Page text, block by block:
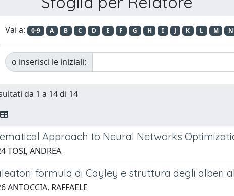
Vai a: 0-9 A B C D E F G H I J K L M N
o inserisci le iniziali:
da 1 a 14 di 14
Approach to Neural Networks
TOSI, ANDREA
formula di Cayley e struttura degli alberi
ANTOCCIA, RAFFAELE